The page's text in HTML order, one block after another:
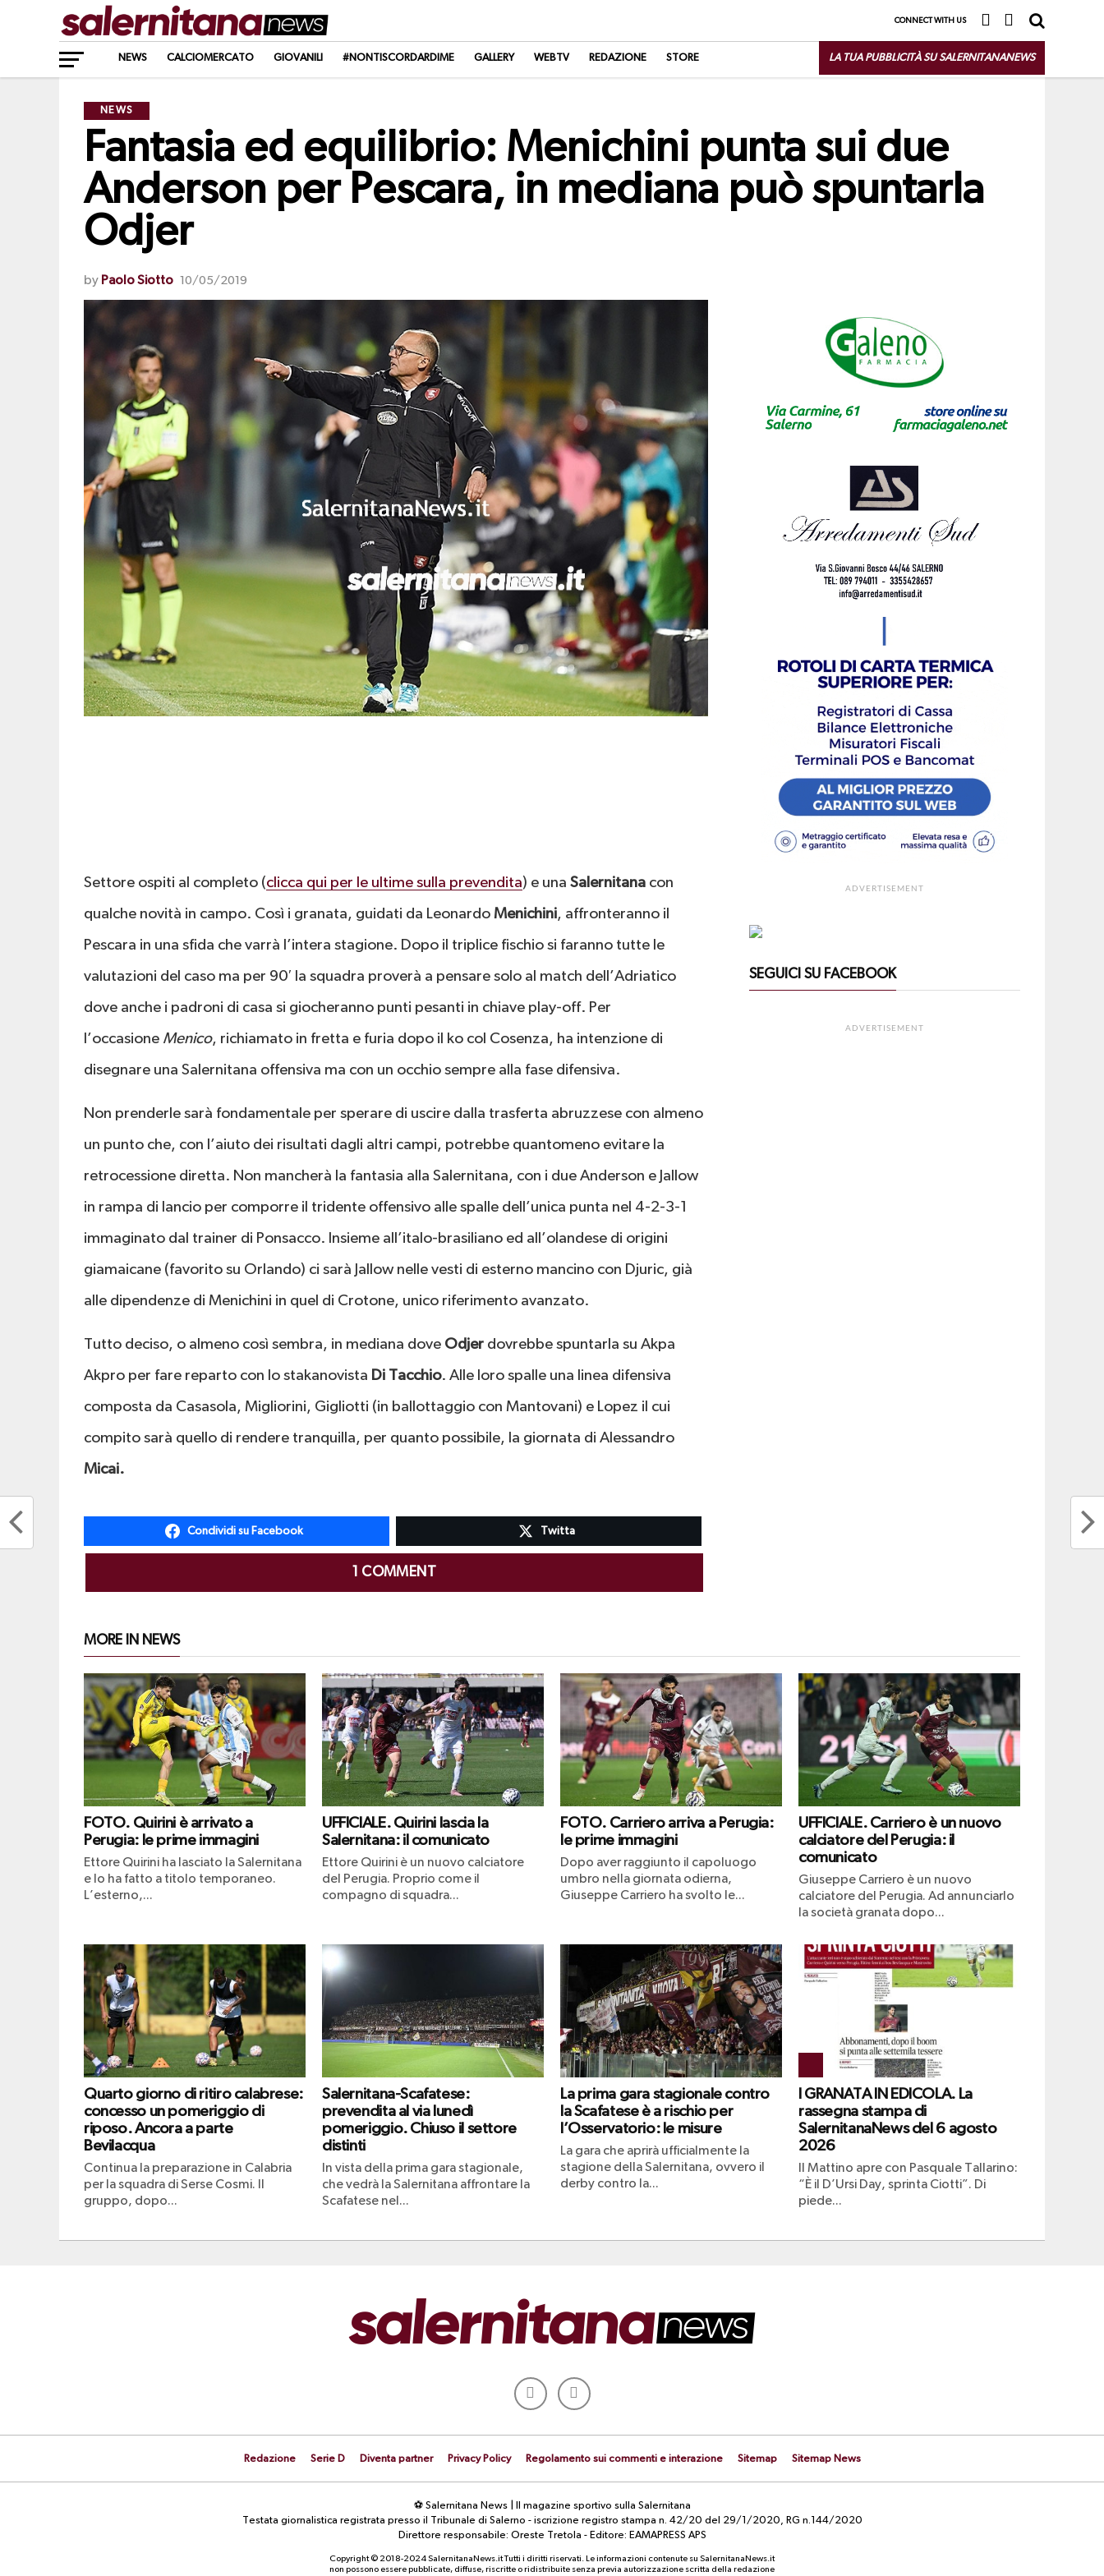
CONNECT WITH US
NEWS CALCIOMERCATO GIOVANILI #NONTISCORDARDIME GALLERY WEBTV REDAZIONE STORE LA TUA PUBBLICITÀ SU SALERNITANANEWS
NEWS
Fantasia ed equilibrio: Menichini punta sui due
Anderson per Pescara, in mediana può spuntarla
Odjer
by Paolo Siotto 10/05/2019
Settore ospiti al completo (clicca qui per le ultime sulla prevendita) e una Salernitana con
qualche novità in campo. Così i granata, guidati da Leonardo Menichini, affronteranno il
Pescara in una sfida che varrà l’intera stagione. Dopo il triplice fischio si faranno tutte le
valutazioni del caso ma per 90′ la squadra proverà a pensare solo al match dell’Adriatico
dove anche i padroni di casa si giocheranno punti pesanti in chiave play-off. Per
l’occasione Menico, richiamato in fretta e furia dopo il ko col Cosenza, ha intenzione di
disegnare una Salernitana offensiva ma con un occhio sempre alla fase difensiva.
Non prenderle sarà fondamentale per sperare di uscire dalla trasferta abruzzese con almeno
un punto che, con l’aiuto dei risultati dagli altri campi, potrebbe quantomeno evitare la
retrocessione diretta. Non mancherà la fantasia alla Salernitana, con i due Anderson e Jallow
in rampa di lancio per comporre il tridente offensivo alle spalle dell’unica punta nel 4-2-3-1
immaginato dal trainer di Ponsacco. Insieme all’italo-brasiliano ed all’olandese di origini
giamaicane (favorito su Orlando) ci sarà Jallow nelle vesti di esterno mancino con Djuric, già
alle dipendenze di Menichini in quel di Crotone, unico riferimento avanzato.
Tutto deciso, o almeno così sembra, in mediana dove Odjer dovrebbe spuntarla su Akpa
Akpro per fare reparto con lo stakanovista Di Tacchio. Alle loro spalle una linea difensiva
composta da Casasola, Migliorini, Gigliotti (in ballottaggio con Mantovani) e Lopez il cui
compito sarà quello di rendere tranquilla, per quanto possibile, la giornata di Alessandro
Micai.
Condividi su Facebook Twitta
1 COMMENT
ADVERTISEMENT
SEGUICI SU FACEBOOK
ADVERTISEMENT
MORE IN NEWS
FOTO. Quirini è arrivato a
Perugia: le prime immagini
Ettore Quirini ha lasciato la Salernitana
e lo ha fatto a titolo temporaneo.
L’esterno,...
UFFICIALE. Quirini lascia la
Salernitana: il comunicato
Ettore Quirini è un nuovo calciatore
del Perugia. Proprio come il
compagno di squadra...
FOTO. Carriero arriva a Perugia:
le prime immagini
Dopo aver raggiunto il capoluogo
umbro nella giornata odierna,
Giuseppe Carriero ha svolto le...
UFFICIALE. Carriero è un nuovo
calciatore del Perugia: il
comunicato
Giuseppe Carriero è un nuovo
calciatore del Perugia. Ad annunciarlo
la società granata dopo...
Quarto giorno di ritiro calabrese:
concesso un pomeriggio di
riposo. Ancora a parte
Bevilacqua
Continua la preparazione in Calabria
per la squadra di Serse Cosmi. Il
gruppo, dopo...
Salernitana-Scafatese:
prevendita al via lunedì
pomeriggio. Chiuso il settore
distinti
In vista della prima gara stagionale,
che vedrà la Salernitana affrontare la
Scafatese nel...
La prima gara stagionale contro
la Scafatese è a rischio per
l’Osservatorio: le misure
La gara che aprirà ufficialmente la
stagione della Salernitana, ovvero il
derby contro la...
I GRANATA IN EDICOLA. La
rassegna stampa di
SalernitanaNews del 6 agosto
2026
Il Mattino apre con Pasquale Tallarino:
“È il D’Ursi Day, sprinta Ciotti”. Di
piede...
Redazione Serie D Diventa partner Privacy Policy Regolamento sui commenti e interazione Sitemap Sitemap News
⚽ Salernitana News | Il magazine sportivo sulla Salernitana
Testata giornalistica registrata presso il Tribunale di Salerno - iscrizione registro stampa n. 42/20 del 29/1/2020, RG n.144/2020
Direttore responsabile: Oreste Tretola - Editore: EAMAPRESS APS
Copyright © 2018-2024 SalernitanaNews.it Tutti i diritti riservati. Le informazioni contenute su SalernitanaNews.it
non possono essere pubblicate, diffuse, riscritte o ridistribuite senza previa autorizzazione scritta della redazione